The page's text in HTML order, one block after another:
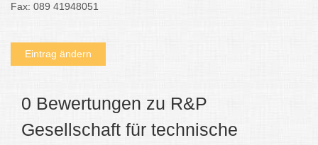
Fax: 089 41948051
Eintrag ändern
0 Bewertungen zu R&P
Gesellschaft für technische